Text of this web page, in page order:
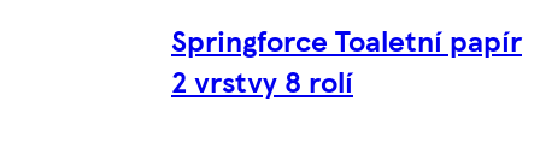
Springforce Toaletní papír
2 vrstvy 8 rolí